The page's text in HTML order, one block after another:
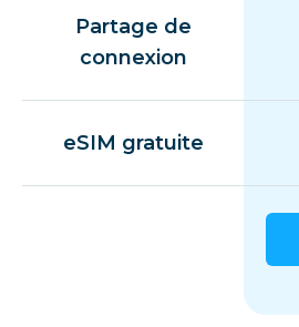
Partage de
connexion
eSIM gratuite